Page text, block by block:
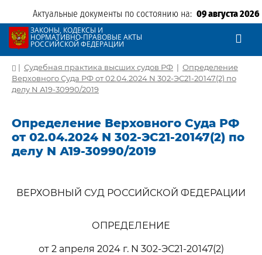
Актуальные документы по состоянию на: 09 августа 2026
ЗАКОНЫ, КОДЕКСЫ И
НОРМАТИВНО-ПРАВОВЫЕ АКТЫ
РОССИЙСКОЙ ФЕДЕРАЦИИ
| Судебная практика высших судов РФ | Определение
Верховного Суда РФ от 02.04.2024 N 302-ЭС21-20147(2) по
делу N А19-30990/2019
Определение Верховного Суда РФ
от 02.04.2024 N 302-ЭС21-20147(2) по
делу N А19-30990/2019
ВЕРХОВНЫЙ СУД РОССИЙСКОЙ ФЕДЕРАЦИИ
ОПРЕДЕЛЕНИЕ
от 2 апреля 2024 г. N 302-ЭС21-20147(2)